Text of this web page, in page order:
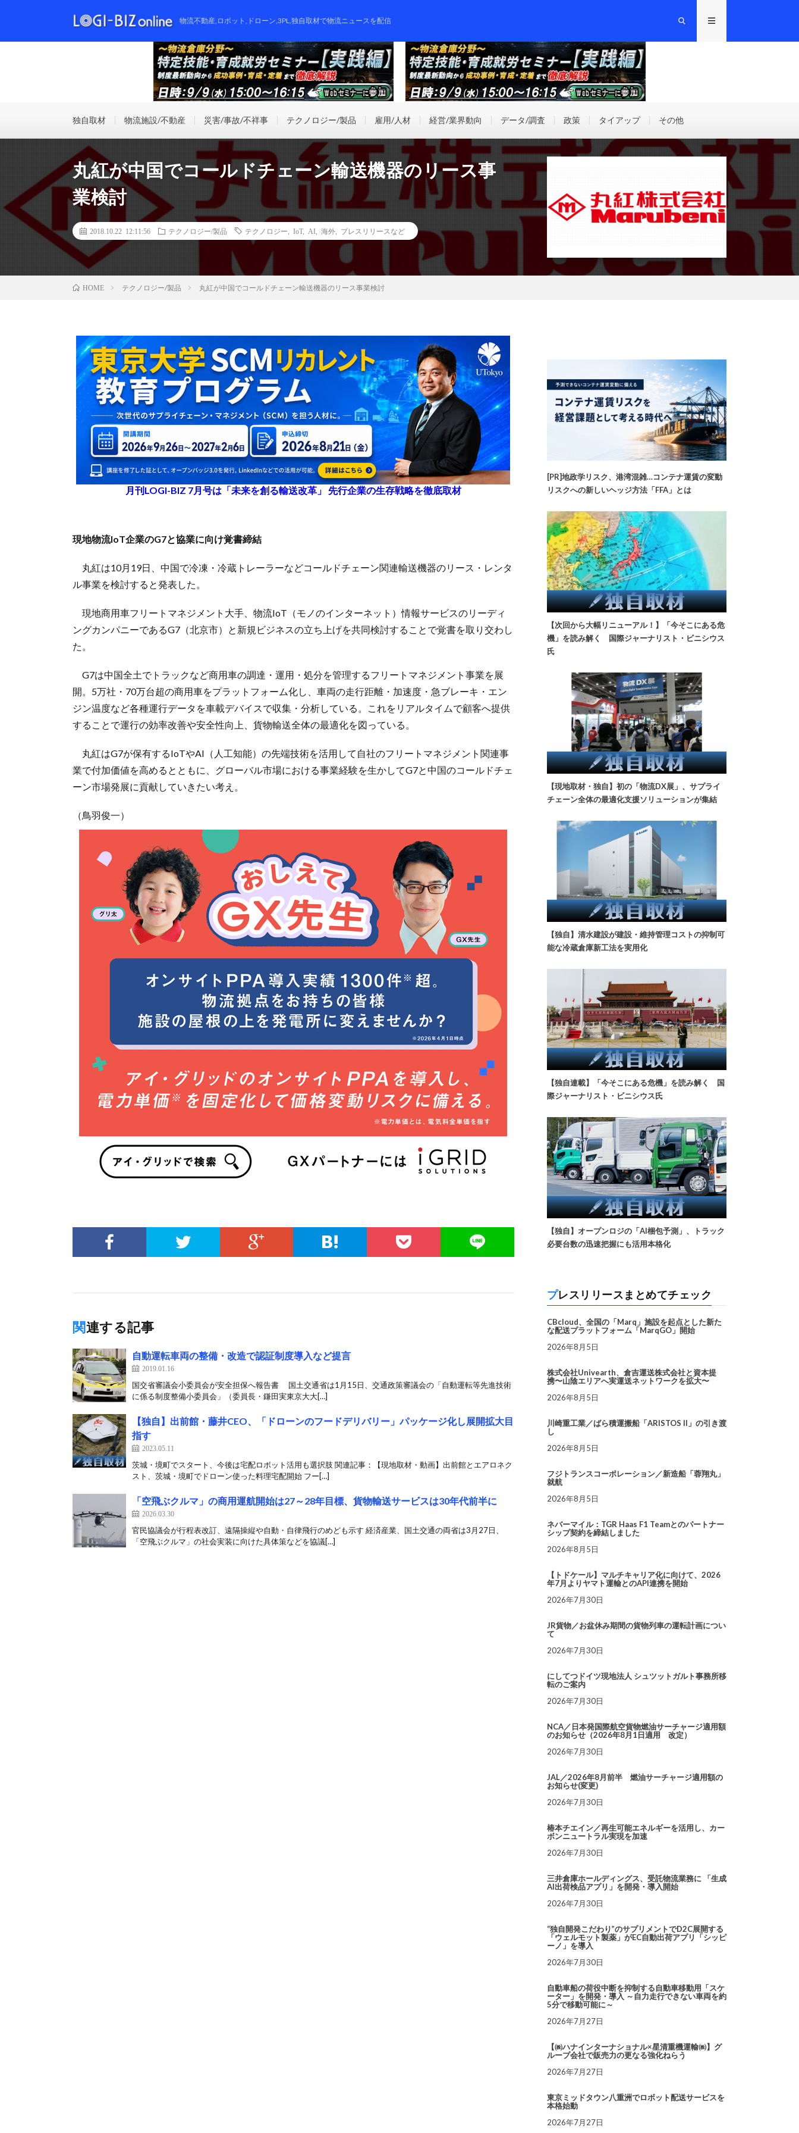
物流不動産,ロボット,ドローン,3PL,独自取材で物流ニュースを配信
独自取材 物流施設/不動産 災害/事故/不祥事 テクノロジー/製品 雇用/人材 経営/業界動向 データ/調査 政策 タイアップ その他
丸紅が中国でコールドチェーン輸送機器のリース事
業検討
2018.10.22 12:11:56 テクノロジー/製品 テクノロジー IoT, AI 海外 プレスリリースなど
HOME テクノロジー/製品 丸紅が中国でコールドチェーン輸送機器のリース事業検討
月刊LOGI-BIZ 7月号は「未来を創る輸送改革」 先行企業の生存戦略を徹底取材
現地物流IoT企業のG7と協業に向け覚書締結
丸紅は10月19日、中国で冷凍・冷蔵トレーラーなどコールドチェーン関連輸送機器のリース・レンタ
ル事業を検討すると発表した。
現地商用車フリートマネジメント大手、物流IoT（モノのインターネット）情報サービスのリーディ
ングカンパニーであるG7（北京市）と新規ビジネスの立ち上げを共同検討することで覚書を取り交わし
た。
G7は中国全土でトラックなど商用車の調達・運用・処分を管理するフリートマネジメント事業を展
開。5万社・70万台超の商用車をプラットフォーム化し、車両の走行距離・加速度・急ブレーキ・エン
ジン温度など各種運行データを車載デバイスで収集・分析している。これをリアルタイムで顧客へ提供
することで運行の効率改善や安全性向上、貨物輸送全体の最適化を図っている。
丸紅はG7が保有するIoTやAI（人工知能）の先端技術を活用して自社のフリートマネジメント関連事
業で付加価値を高めるとともに、グローバル市場における事業経験を生かしてG7と中国のコールドチェ
ーン市場発展に貢献していきたい考え。
（鳥羽俊一）
関連する記事
自動運転車両の整備・改造で認証制度導入など提言
2019.01.16
国交省審議会小委員会が安全担保へ報告書 国土交通省は1月15日、交通政策審議会の「自動運転等先進技術
に係る制度整備小委員会」（委員長・鎌田実東京大大[…]
【独自】出前館・藤井CEO、「ドローンのフードデリバリー」パッケージ化し展開拡大目
指す
2023.05.11
茨城・境町でスタート、今後は宅配ロボット活用も選択肢 関連記事：【現地取材・動画】出前館とエアロネク
スト、茨城・境町でドローン使った料理宅配開始 フー[…]
「空飛ぶクルマ」の商用運航開始は27～28年目標、貨物輸送サービスは30年代前半に
2026.03.30
官民協議会が行程表改訂、遠隔操縦や自動・自律飛行のめども示す 経済産業、国土交通の両省は3月27日、
「空飛ぶクルマ」の社会実装に向けた具体策などを協議[…]
[PR]地政学リスク、港湾混雑…コンテナ運賃の変動
リスクへの新しいヘッジ方法「FFA」とは
【次回から大幅リニューアル！】「今そこにある危
機」を読み解く 国際ジャーナリスト・ビニシウス
氏
【現地取材・独自】初の「物流DX展」、サプライ
チェーン全体の最適化支援ソリューションが集結
【独自】清水建設が建設・維持管理コストの抑制可
能な冷蔵倉庫新工法を実用化
【独自連載】「今そこにある危機」を読み解く 国
際ジャーナリスト・ビニシウス氏
【独自】オープンロジの「AI梱包予測」、トラック
必要台数の迅速把握にも活用本格化
プレスリリースまとめてチェック
CBcloud、全国の「Marq」施設を起点とした新た
な配送プラットフォーム「MarqGO」開始
2026年8月5日
株式会社Univearth、倉吉運送株式会社と資本提
携〜山陰エリアへ実運送ネットワークを拡大〜
2026年8月5日
川崎重工業／ばら積運搬船「ARISTOS II」の引き渡
し
2026年8月5日
フジトランスコーポレーション／新造船「蓉翔丸」
就航
2026年8月5日
ネバーマイル：TGR Haas F1 Teamとのパートナー
シップ契約を締結しました
2026年8月5日
【トドケール】マルチキャリア化に向けて、2026
年7月よりヤマト運輸とのAPI連携を開始
2026年7月30日
JR貨物／お盆休み期間の貨物列車の運転計画につい
て
2026年7月30日
にしてつドイツ現地法人 シュツットガルト事務所移
転のご案内
2026年7月30日
NCA／日本発国際航空貨物燃油サーチャージ適用額
のお知らせ（2026年8月1日適用 改定）
2026年7月30日
JAL／2026年8月前半 燃油サーチャージ適用額の
お知らせ(変更)
2026年7月30日
椿本チエイン／再生可能エネルギーを活用し、カー
ボンニュートラル実現を加速
2026年7月30日
三井倉庫ホールディングス、受託物流業務に 「生成
AI出荷検品アプリ」を開発・導入開始
2026年7月30日
“独自開発こだわり”のサプリメントでD2C展開する
「ウェルモット製薬」がEC自動出荷アプリ「シッピ
ーノ」を導入
2026年7月30日
自動車船の荷役中断を抑制する自動車移動用「スケ
ーター」を開発・導入 ～自力走行できない車両を約
5分で移動可能に～
2026年7月27日
【㈱ハナインターナショナル×星清重機運輸㈱】グ
ループ会社で販売力の更なる強化ねらう
2026年7月27日
東京ミッドタウン八重洲でロボット配送サービスを
本格始動
2026年7月27日